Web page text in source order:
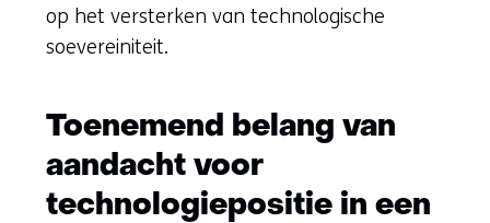
op het versterken van technologische
soevereiniteit.
Toenemend belang van
aandacht voor
technologiepositie in een